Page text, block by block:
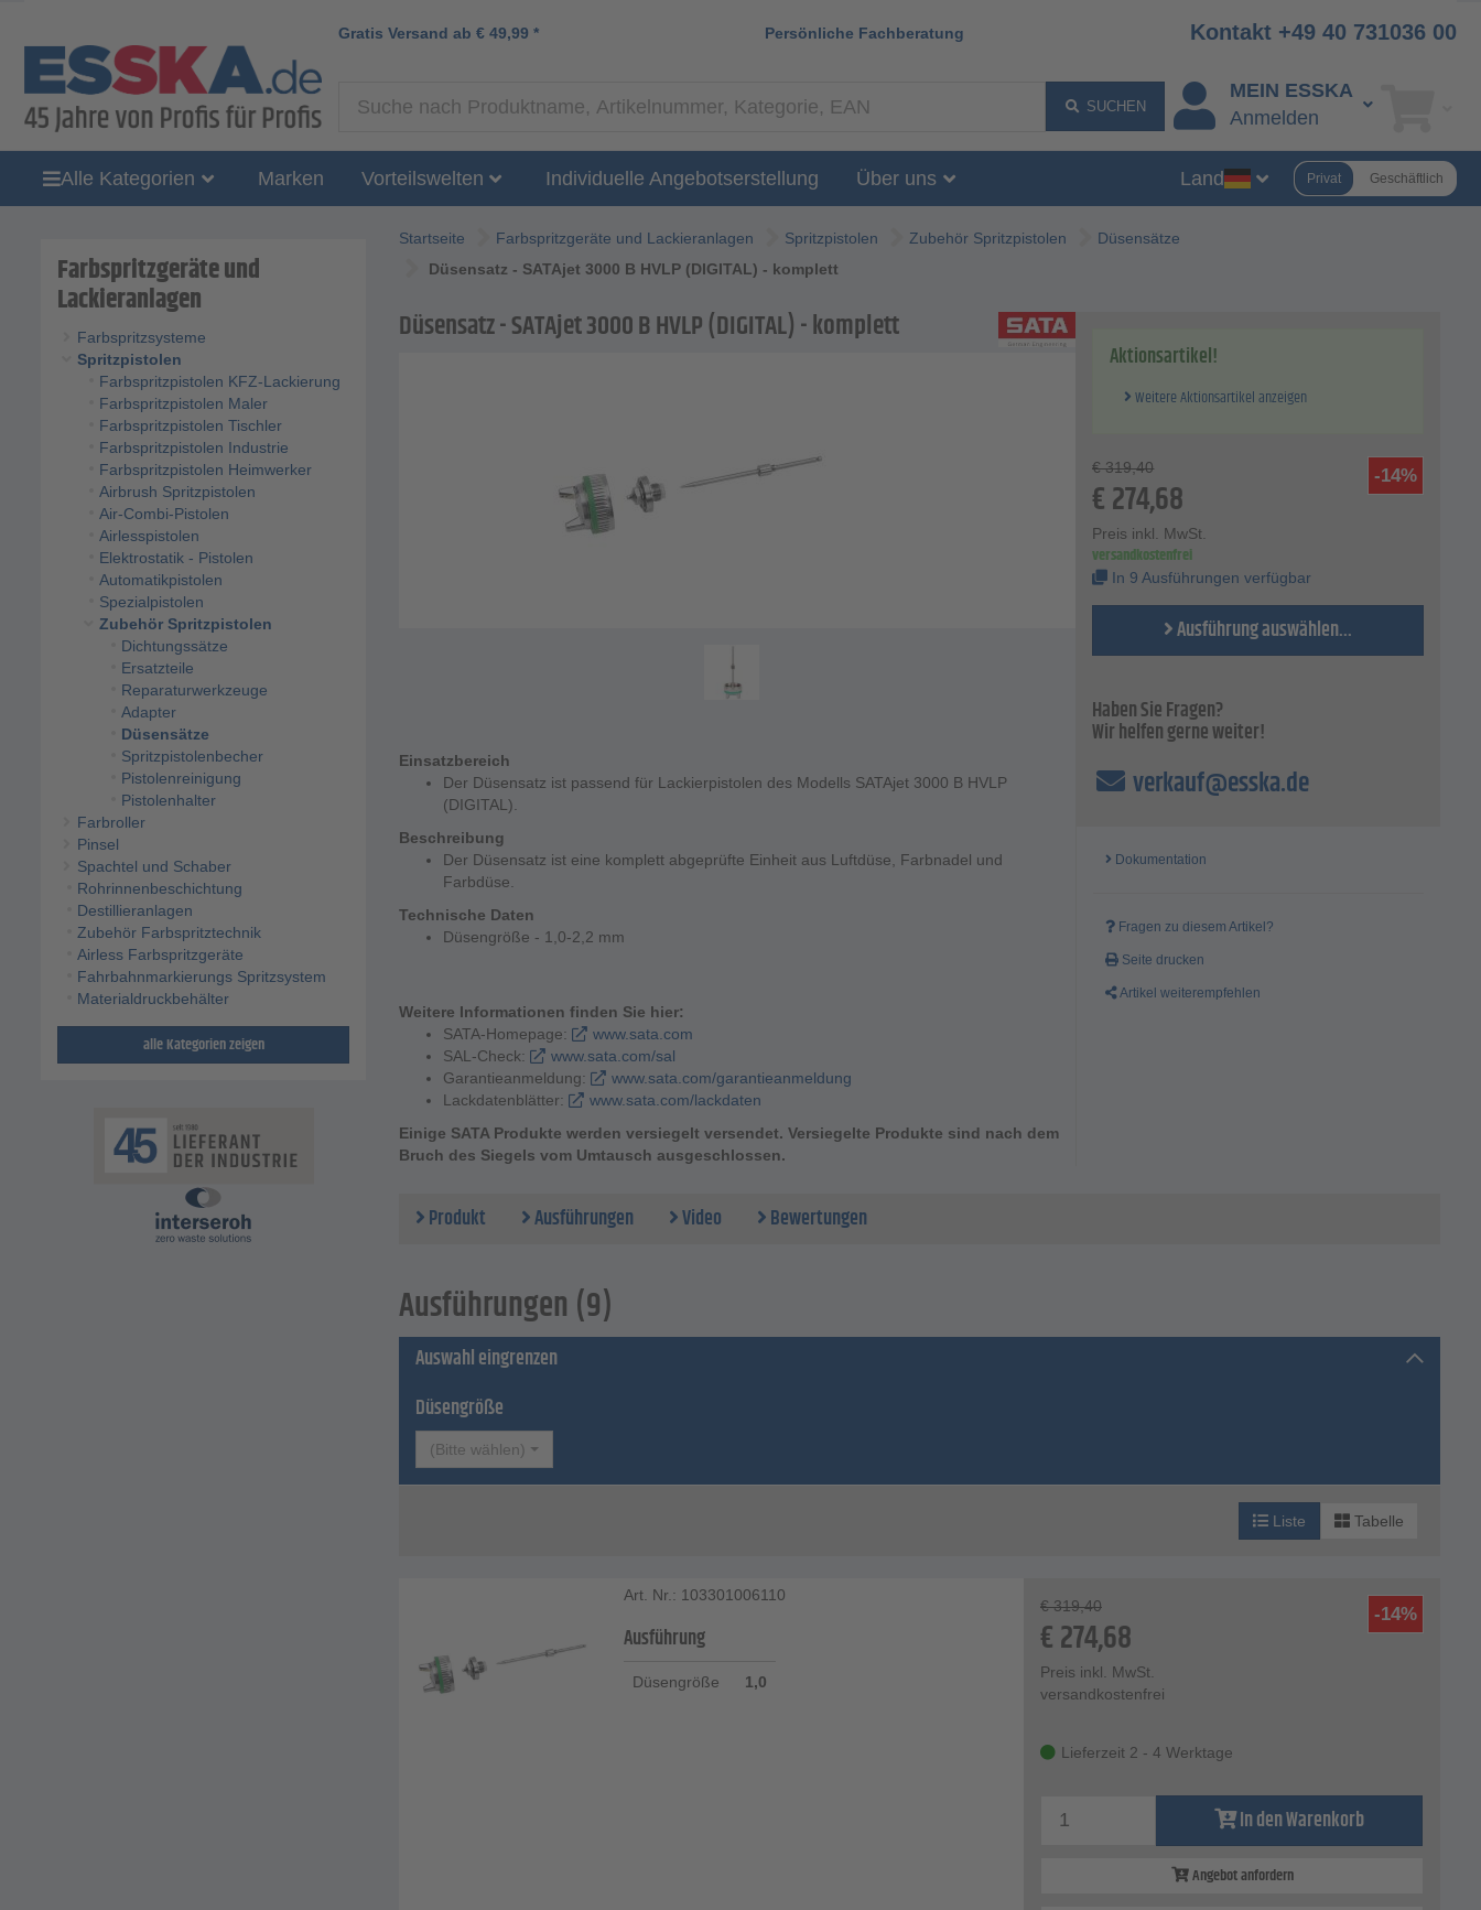
Gratis Versand ab € 49,99 * Persönliche Fachberatung Kontakt +49 40 731036 00
SUCHEN
MEIN ESSKA
Anmelden
Alle Kategorien Marken Vorteilswelten Individuelle Angebotserstellung Über uns Land Privat Geschäftlich
Farbspritzgeräte und
Lackieranlagen
Farbspritzsysteme
Spritzpistolen
Farbspritzpistolen KFZ-Lackierung
Farbspritzpistolen Maler
Farbspritzpistolen Tischler
Farbspritzpistolen Industrie
Farbspritzpistolen Heimwerker
Airbrush Spritzpistolen
Air-Combi-Pistolen
Airlesspistolen
Elektrostatik - Pistolen
Automatikpistolen
Spezialpistolen
Zubehör Spritzpistolen
Dichtungssätze
Ersatzteile
Reparaturwerkzeuge
Adapter
Düsensätze
Spritzpistolenbecher
Pistolenreinigung
Pistolenhalter
Farbroller
Pinsel
Spachtel und Schaber
Rohrinnenbeschichtung
Destillieranlagen
Zubehör Farbspritztechnik
Airless Farbspritzgeräte
Fahrbahnmarkierungs Spritzsystem
Materialdruckbehälter
alle Kategorien zeigen
Startseite Farbspritzgeräte und Lackieranlagen Spritzpistolen Zubehör Spritzpistolen
Düsensätze
Düsensatz - SATAjet 3000 B HVLP (DIGITAL) - komplett
Düsensatz - SATAjet 3000 B HVLP (DIGITAL) - komplett
Einsatzbereich
Der Düsensatz ist passend für Lackierpistolen des Modells SATAjet 3000 B HVLP
(DIGITAL).
Beschreibung
Der Düsensatz ist eine komplett abgeprüfte Einheit aus Luftdüse, Farbnadel und
Farbdüse.
Technische Daten
Düsengröße - 1,0-2,2 mm
Weitere Informationen finden Sie hier:
SATA-Homepage:
www.sata.com
SAL-Check:
www.sata.com/sal
Garantieanmeldung:
www.sata.com/garantieanmeldung
Lackdatenblätter:
www.sata.com/lackdaten
Einige SATA Produkte werden versiegelt versendet. Versiegelte Produkte sind nach dem
Bruch des Siegels vom Umtausch ausgeschlossen.
Aktionsartikel!
Weitere Aktionsartikel anzeigen
-14%
€ 319,40
€274,68
Preis inkl. MwSt.
versandkostenfrei
In 9 Ausführungen verfügbar
Ausführung auswählen...
Haben Sie Fragen?
Wir helfen gerne weiter!
verkauf@esska.de
Dokumentation
Fragen zu diesem Artikel?
Seite drucken
Artikel weiterempfehlen
Produkt Ausführungen Video Bewertungen
Ausführungen (9)
Auswahl eingrenzen
Düsengröße
(Bitte wählen)
Liste Tabelle
Art. Nr.: 103301006110
Ausführung
Düsengröße 1,0
-14%
€ 319,40
€274,68
Preis inkl. MwSt.
versandkostenfrei
Lieferzeit 2 - 4 Werktage
In den Warenkorb
Angebot anfordern